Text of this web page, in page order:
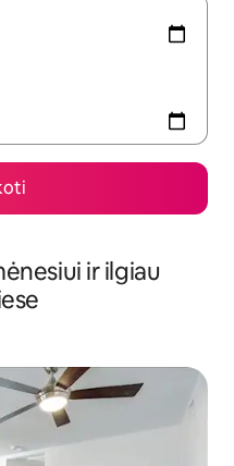
ir ilgiau